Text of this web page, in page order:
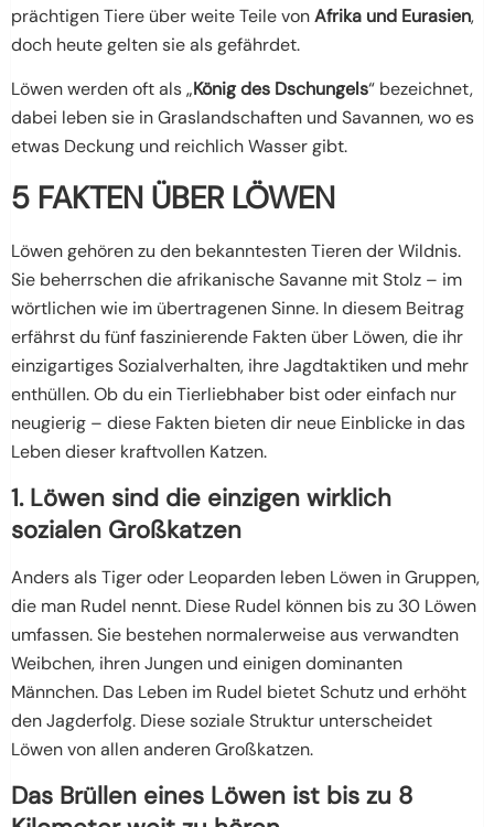
prächtigen Tiere über weite Teile vonAfrika und Eurasien,
doch heute gelten sie als gefährdet.
Löwen werden oft als „König des Dschungels“ bezeichnet,
dabei leben sie in Graslandschaften und Savannen, wo es
etwas Deckung und reichlich Wasser gibt.
5 FAKTEN ÜBER LÖWEN
Löwen gehören zu den bekanntesten Tieren der Wildnis.
Sie beherrschen die afrikanische Savanne mit Stolz – im
wörtlichen wie im übertragenen Sinne. In diesem Beitrag
erfährst du fünf faszinierende Fakten über Löwen, die ihr
einzigartiges Sozialverhalten, ihre Jagdtaktiken und mehr
enthüllen. Ob du ein Tierliebhaber bist oder einfach nur
neugierig – diese Fakten bieten dir neue Einblicke in das
Leben dieser kraftvollen Katzen.
1. Löwen sind die einzigen wirklich
sozialen Großkatzen
Anders als Tiger oder Leoparden leben Löwen in Gruppen,
die man Rudel nennt. Diese Rudel können bis zu 30 Löwen
umfassen. Sie bestehen normalerweise aus verwandten
Weibchen, ihren Jungen und einigen dominanten
Männchen. Das Leben im Rudel bietet Schutz und erhöht
den Jagderfolg. Diese soziale Struktur unterscheidet
Löwen von allen anderen Großkatzen.
Das Brüllen eines Löwen ist bis zu 8